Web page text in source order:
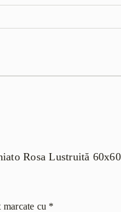
Rosa Lustruită
cu *